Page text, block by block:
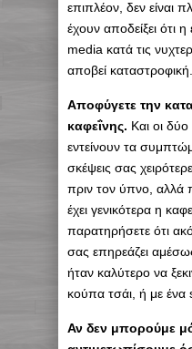
επιπλέον, δεν είναι
έχουν αποδείξει ότι
media κατά τις
αποβεί καταστροφική.
Αποφύγετε την
καφεΐνης. Και οι
εντείνουν τα
σκέψεις σας
πριν τον ύπνο, αλλά
έχει γενικότερα η
παρατηρήσετε ότι
σας επηρεάζει
ήταν καλύτερο να
κούπα τσάι, ή με ένα
Αν δεν μπορούμε